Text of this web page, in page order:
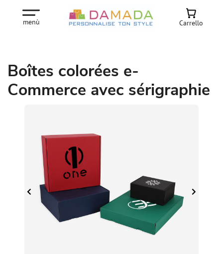
menù Carrello
Boîtes colorées e-
Commerce avec sérigraphie